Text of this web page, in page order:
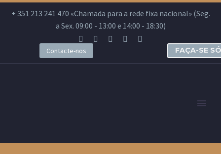
+ 351 213 241 470 «Chamada para a rede fixa nacional» (Seg.
a Sex. 09:00 - 13:00 e 14:00 - 18:30)
Contacte-nos FAÇA-SE